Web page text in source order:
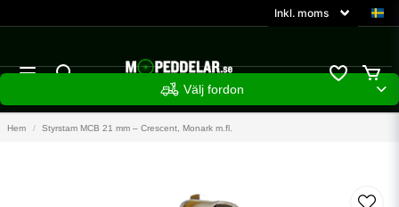
Välj fordon
Hem Styrstam MCB 21 mm – Crescent, Monark m.fl.